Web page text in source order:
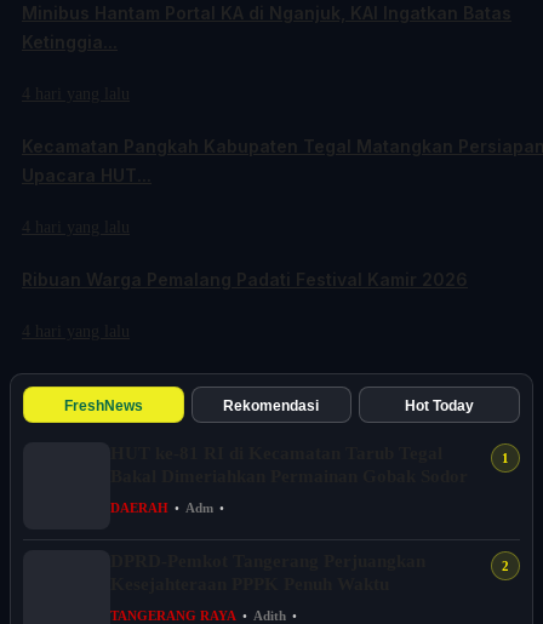
Minibus Hantam Portal KA di Nganjuk, KAI Ingatkan Batas
Ketinggia...
4 hari yang lalu
Kecamatan Pangkah Kabupaten Tegal Matangkan
Upacara HUT...
4 hari yang lalu
Ribuan Warga Pemalang Padati Festival Kamir 2026
4 hari yang lalu
FreshNews Rekomendasi Hot Today
DAERAH • Adm •
TANGERANG RAYA • Adith •